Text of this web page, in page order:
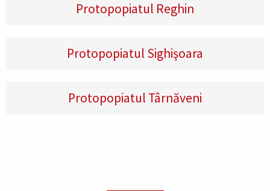
Protopopiatul Reghin
Protopopiatul Sighişoara
Protopopiatul Târnăveni